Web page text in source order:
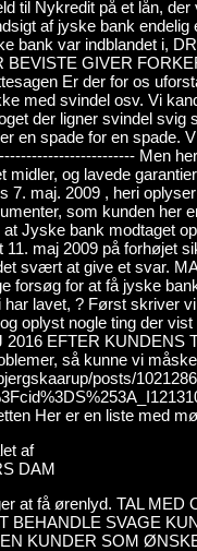
af
DAM